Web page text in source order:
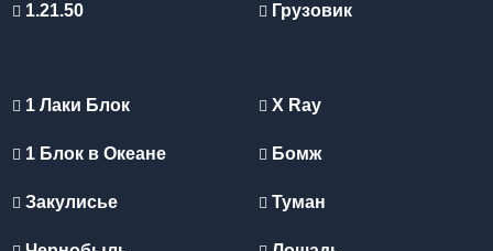
1.21.50 Грузовик
1 Лаки Блок
1 Блок в Океане
Закулисье
X Ray
Бомж
Туман